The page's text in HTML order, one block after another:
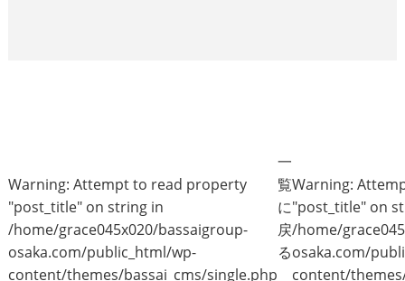
Warning: Attempt to read property
"post_title" on string in
/home/grace045x020/bassaigroup-
osaka.com/public_html/wp-
content/themes/bassai_cms/single.php
一
覧
に
戻
る
Warning:
"post_title" on
/home/
osaka.com/
content/